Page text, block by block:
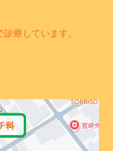
療しています。